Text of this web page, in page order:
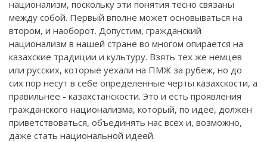
национализм, поскольку эти понятия тесно связаны
между собой. Первый вполне может основываться на
втором, и наоборот. Допустим, гражданский
национализм в нашей стране во многом опирается на
казахские традиции и культуру. Взять тех же немцев
или русских, которые уехали на ПМЖ за рубеж, но до
сих пор несут в себе определенные черты казахскости, а
правильнее - казахстанскости. Это и есть проявления
гражданского национализма, который, по идее, должен
приветствоваться, объединять нас всех и, возможно,
даже стать национальной идеей.